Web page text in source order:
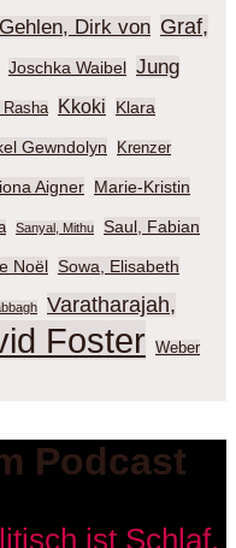
Gehlen, Dirk von Graf,
Joschka Waibel Jung
Rasha Kkoki Klara
Gewndolyn Krenzer
Aigner Marie-Kristin
Sanyal, Mithu Saul, Fabian
Noël Sowa, Elisabeth
Varatharajah,
Foster Weber
Podcast